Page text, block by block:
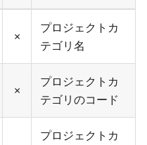
×
プロジェクトカ
テゴリ名
×
プロジェクトカ
テゴリのコード
プロジェクトカ